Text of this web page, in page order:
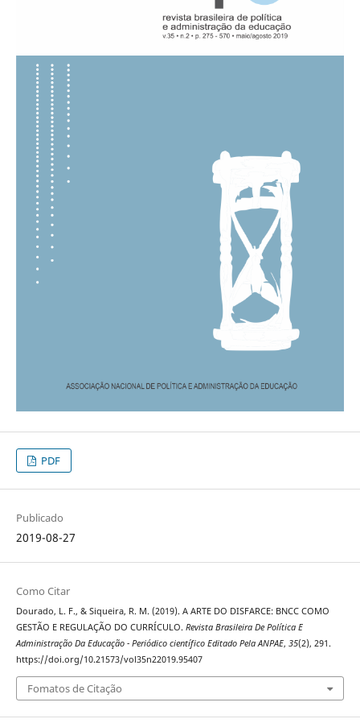
PDF
Publicado
2019-08-27
Como Citar
Dourado, L. F., & Siqueira, R. M. (2019). A ARTE DO DISFARCE: BNCC COMO
GESTÃO E REGULAÇÃO DO CURRÍCULO. Revista Brasileira De Política E
Administração Da Educação - Periódico científico Editado Pela ANPAE, 35(2), 291.
https://doi.org/10.21573/vol35n22019.95407
Fomatos de Citação